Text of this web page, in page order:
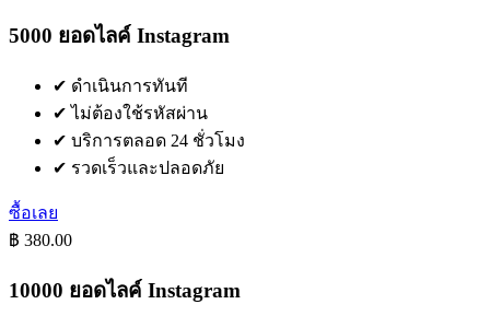
5000 ยอดไลค์ Instagram
✔ ดำเนินการทันที
✔ ไม่ต้องใช้รหัสผ่าน
✔ บริการตลอด 24 ชั่วโมง
✔ รวดเร็วและปลอดภัย
ซื้อเลย
฿ 380.00
10000 ยอดไลค์ Instagram